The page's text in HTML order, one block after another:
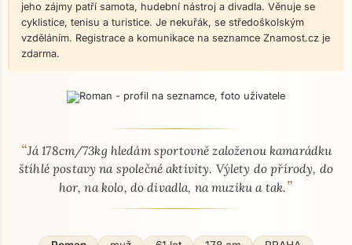
jeho zájmy patří samota, hudební nástroj a divadla. Věnuje se
cyklistice, tenisu a turistice. Je nekuřák, se středoškolským
vzděláním. Registrace a komunikace na seznamce Znamost.cz je
zdarma.
O mně - seznamka profil
“Já 178cm/73kg hledám sportovně založenou kamarádku
štíhlé postavy na společné aktivity. Výlety do přírody, do
hor, na kolo, do divadla, na muziku a tak.”